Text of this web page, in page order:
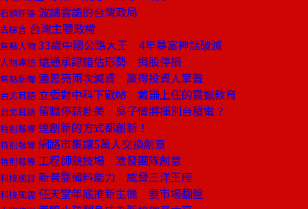
石頭評論 波譎雲詭的台灣政局
去梯言 台灣主體政權
焦點人物 33歲中國公路大王 4年暴富神話破滅
人物專訪 遠通承認錯估形勢 捐股停損
焦點新聞 潘思亮兩次減資 贏得投資人掌聲
台北耳語 立委對中科下戰帖 戴謙上任的震撼教育
台北耳語 留職停薪赴美 吳子倩將揮別台積電？
特別報導 連創新的方式都創新！
特別報導 網路市集讓5萬人交換創意
特別報導 工程師競技場 激發團隊創意
科技風雲 新普靠備料能力 威脅三洋王座
科技風雲 任天堂年底推新主機 要市場翻盤